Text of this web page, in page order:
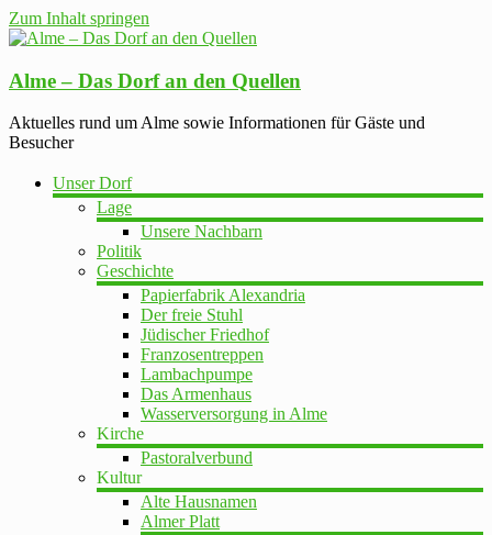
Zum Inhalt springen
Alme – Das Dorf an den Quellen
Aktuelles rund um Alme sowie Informationen für Gäste und
Besucher
Unser Dorf
Lage
Unsere Nachbarn
Politik
Geschichte
Papierfabrik Alexandria
Der freie Stuhl
Jüdischer Friedhof
Franzosentreppen
Lambachpumpe
Das Armenhaus
Wasserversorgung in Alme
Kirche
Pastoralverbund
Kultur
Alte Hausnamen
Almer Platt